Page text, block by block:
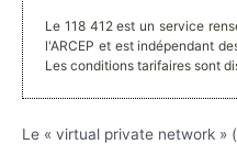
Le 118 412 est un service
l'ARCEP et est indépendant
Les conditions tarifaires sont
Le « virtual private network »